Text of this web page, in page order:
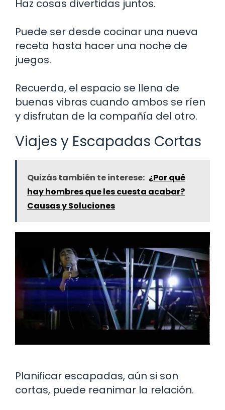
Haz cosas divertidas juntos.
Puede ser desde cocinar una nueva
receta hasta hacer una noche de
juegos.
Recuerda, el espacio se llena de
buenas vibras cuando ambos se ríen
y disfrutan de la compañía del otro.
Viajes y Escapadas Cortas
Quizás también te interese: ¿Por qué
hay hombres que les cuesta acabar?
Causas y Soluciones
Planificar escapadas, aún si son
cortas, puede reanimar la relación.